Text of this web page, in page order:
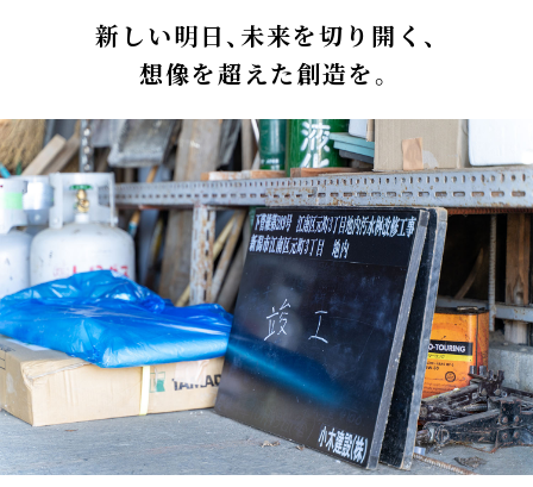
新しい明日、未来を切り開く、
想像を超えた創造を。